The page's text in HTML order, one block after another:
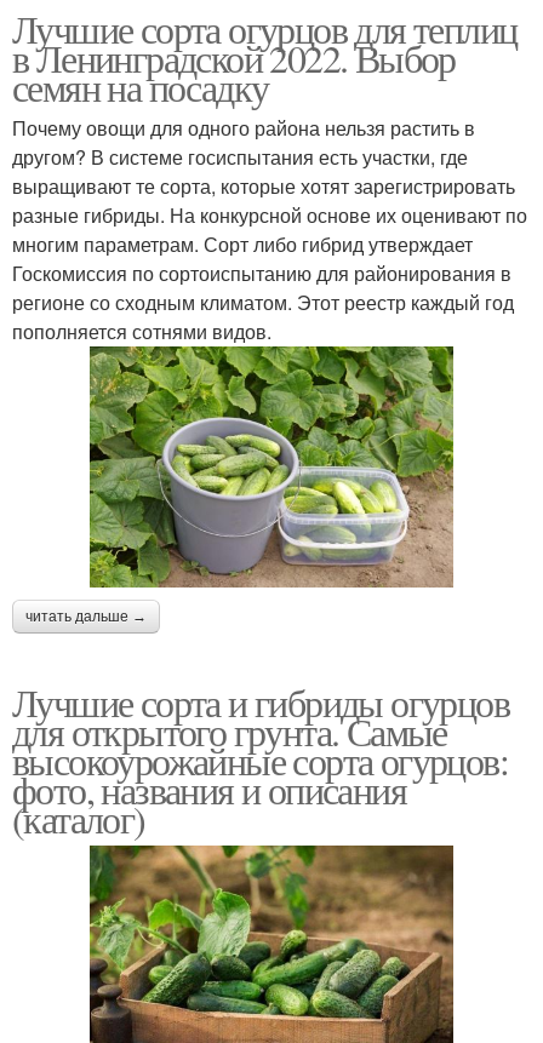
Лучшие сорта огурцов для теплиц
в Ленинградской 2022. Выбор
семян на посадку
Почему овощи для одного района нельзя растить в
другом? В системе госиспытания есть участки, где
выращивают те сорта, которые хотят зарегистрировать
разные гибриды. На конкурсной основе их оценивают по
многим параметрам. Сорт либо гибрид утверждает
Госкомиссия по сортоиспытанию для районирования в
регионе со сходным климатом. Этот реестр каждый год
пополняется сотнями видов.
читать дальше →
Лучшие сорта и гибриды огурцов
для открытого грунта. Самые
высокоурожайные сорта огурцов:
фото, названия и описания
(каталог)